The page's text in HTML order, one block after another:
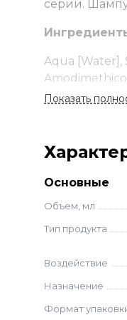
серии.
Aqua [Water],
Tetrasodium
Срок
Хранить при
солнечного
Показать
Основные
Объем, мл
Тип продукта
Воздействие
Назначение
Формат